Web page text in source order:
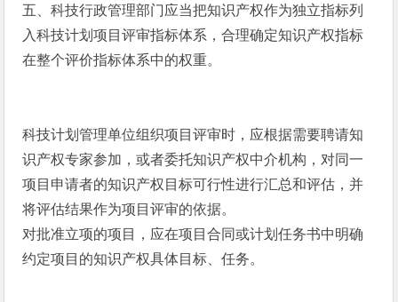
五、科技行政管理部门应当把知识产权作为独立指标列
入科技计划项目评审指标体系，合理确定知识产权指标
在整个评价指标体系中的权重。
科技计划管理单位组织项目评审时，应根据需要聘请知
识产权专家参加，或者委托知识产权中介机构，对同一
项目申请者的知识产权目标可行性进行汇总和评估，并
将评估结果作为项目评审的依据。
对批准立项的项目，应在项目合同或计划任务书中明确
约定项目的知识产权具体目标、任务。